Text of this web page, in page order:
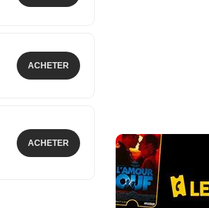
ACHETER
ACHETER